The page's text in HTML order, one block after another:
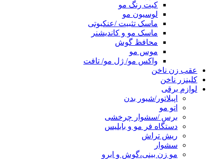
کیت رنگ مو
لوسیون مو
ماسک تثبیت /عنکبوتی
ماسک مو و کاندیشنر
محافظ گوش
موس مو
واکس مو/ ژل مو/ تافت
عقب زن ناخن
کلینزر ناخن
لوازم برقی
اپیلاتور/شیور بدن
اتو مو
برس /سشوار چرخشی
دستگاه فر مو و بابلیس
ریش تراش
سشوار
مو زن بینی،گوش و ابرو